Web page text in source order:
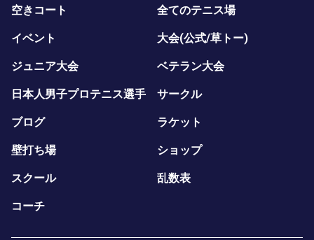
空きコート 全てのテニス場
イベント 大会(公式/草トー)
ジュニア大会 ベテラン大会
日本人男子プロテニス選手 サークル
ブログ ラケット
壁打ち場 ショップ
スクール 乱数表
コーチ